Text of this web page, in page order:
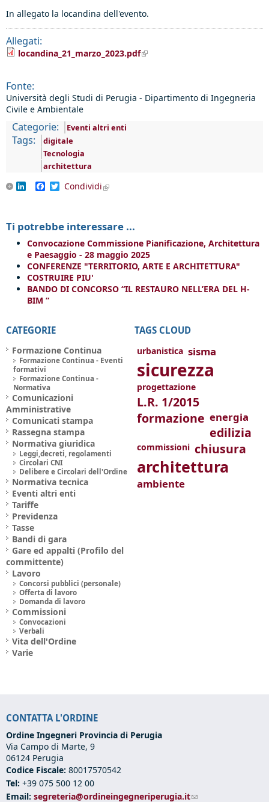
In allegato la locandina dell'evento.
Allegati:
locandina_21_marzo_2023.pdf(link is external)
Fonte:
Università degli Studi di Perugia - Dipartimento di Ingegneria
Civile e Ambientale
Categorie: Eventi altri enti
Tags:
digitale
Tecnologia
architettura
LinkedInFacebook
Twitter
Condividi(link is external)
Ti potrebbe interessare ...
Convocazione Commissione Pianificazione, Architettura
e Paesaggio - 28 maggio 2025
CONFERENZE "TERRITORIO, ARTE E ARCHITETTURA"
COSTRUIRE PIU'
BANDO DI CONCORSO “IL RESTAURO NELL’ERA DEL H-
BIM “
CATEGORIE
Formazione Continua
Formazione Continua - Eventi
formativi
Formazione Continua -
Normativa
Comunicazioni
Amministrative
Comunicati stampa
Rassegna stampa
Normativa giuridica
Leggi,decreti, regolamenti
Circolari CNI
Delibere e Circolari dell'Ordine
Normativa tecnica
Eventi altri enti
Tariffe
Previdenza
Tasse
Bandi di gara
Gare ed appalti (Profilo del
committente)
Lavoro
Concorsi pubblici (personale)
Offerta di lavoro
Domanda di lavoro
Commissioni
Convocazioni
Verbali
Vita dell'Ordine
Varie
TAGS CLOUD
urbanistica sisma
sicurezza
progettazione
L.R. 1/2015
formazione energia
edilizia
commissioni chiusura
architettura
ambiente
CONTATTA L'ORDINE
Ordine Ingegneri Provincia di Perugia
Via Campo di Marte, 9
06124 Perugia
Codice Fiscale: 80017570542
Tel: +39 075 500 12 00
Email: segreteria@ordineingegneriperugia.it(link sends e-mail)